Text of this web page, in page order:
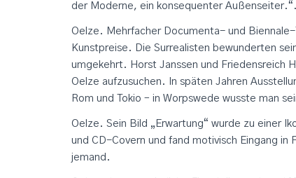
der Moderne, ein konsequenter
Oelze. Mehrfacher Documenta- und
Kunstpreise. Die Surrealisten bewunderten
umgekehrt. Horst Janssen und Friedensreich
Oelze aufzusuchen. In späten Jahren
Rom und Tokio – in Worpswede wusste man
Oelze. Sein Bild „Erwartung“ wurde zu einer
und CD-Covern und fand motivisch Eingang
jemand.